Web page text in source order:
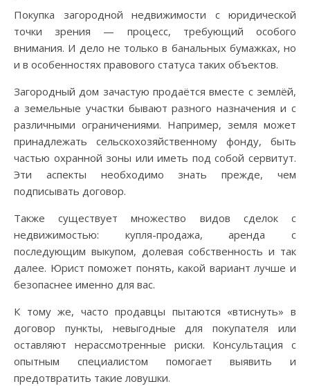
Покупка загородной недвижимости с юридической
точки зрения — процесс, требующий особого
внимания. И дело не только в банальных бумажках, но
и в особенностях правового статуса таких объектов.
Загородный дом зачастую продаётся вместе с землёй,
а земельные участки бывают разного назначения и с
различными ограничениями. Например, земля может
принадлежать сельскохозяйственному фонду, быть
частью охранной зоны или иметь под собой сервитут.
Эти аспекты необходимо знать прежде, чем
подписывать договор.
Также существует множество видов сделок с
недвижимостью: купля-продажа, аренда с
последующим выкупом, долевая собственность и так
далее. Юрист поможет понять, какой вариант лучше и
безопаснее именно для вас.
К тому же, часто продавцы пытаются «втиснуть» в
договор пункты, невыгодные для покупателя или
оставляют нерассмотренные риски. Консультация с
опытным специалистом помогает выявить и
предотвратить такие ловушки.